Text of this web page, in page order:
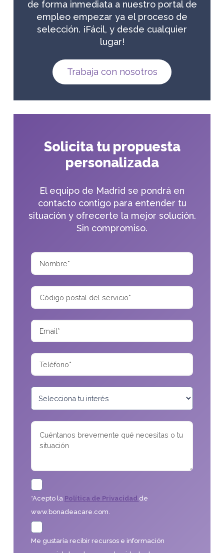
de forma inmediata a nuestro portal de
empleo empezar ya el proceso de
selección. ¡Fácil, y desde cualquier
lugar!
Trabaja con nosotros
Solicita tu propuesta
personalizada
El equipo de Madrid se pondrá en
contacto contigo para entender tu
situación y ofrecerte la mejor solución.
Sin compromiso.
*Acepto la Política de Privacidad de
www.bonadeacare.com.
Me gustaría recibir recursos e información